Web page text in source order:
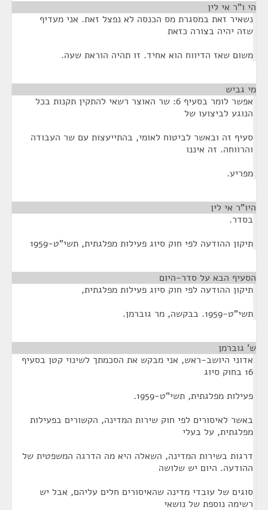
הי ו"ר אי לין
נשאיר זאת במסגרת מס הכנסה לא נפצל זאת. אני מעדיף
שזה יהיה בצורה כזאת
משום שאז הדיווח הוא אחיד. זו תהיה הוראת שעה.
מי גביש
אפשר לומר בסעיף 6: שר האוצר רשאי להתקין תקנות בכל
הנוגע לביצועו של
סעיף זה ובאשר לביטוח לאומי, בהתייעצות עם שר העבודה
והרווחה. זה איננו
מפריע.
היו"ר אי לין
בסדר.
תיקון ההודעה לפי חוק סיוג פעילות מפלגתית, תשי"ט-1959
הסעיף הבא על סדר-היום
תיקון ההודעה לפי חוק סיוג פעילות מפלגתית,
תשי"ט-1959. בבקשה, מר גוברמן.
ש' גוברמן
אדוני היושב-ראש, אני מבקש את הסכמתך לשינוי קטן בסעיף
16 בחוק סיוג
פעילות מפלגתית, תשי"ט-1959.
באשר לאיסורים לפי חוק שירות המדינה, הקשורים בפעילות
מפלגתית, על בעלי
דרגות בשירות המדינה, השאלה היא מה הדרגה המשפטית של
ההודעה. היום יש שלושה
סוגים של עובדי מדינה שהאיסורים חלים עליהם, אבל יש
רשימה נוספת של נושאי